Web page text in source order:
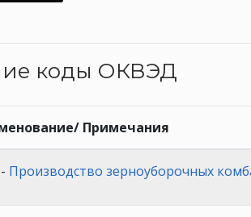
коды ОКВЭД
Примечания
- Производство зерноуборочных